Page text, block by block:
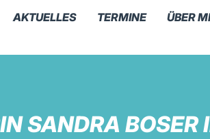
AKTUELLES TERMINE ÜBER
SANDRA BOSER